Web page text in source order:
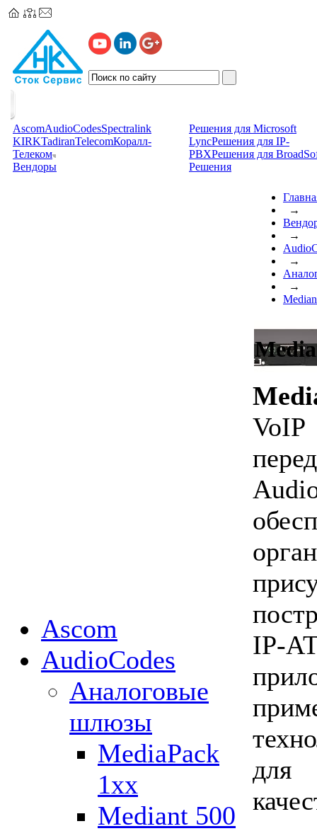
AscomAudioCodesSpectralink
KIRKTadiranTelecomКоралл-
Телеком
Вендоры
Решения для Microsoft
LyncРешения для IP-
PBXРешения для
Решения
Ascom
AudioCodes
Аналоговые
шлюзы
MediaPack
1xx
Mediant 500
→
→
→
→
IP-
для